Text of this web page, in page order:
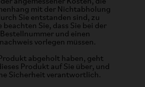
mit der Nichtabholung
Sie entstanden sind, zu
Sie, dass Sie bei der
und einen
vorlegen müssen.
abgeholt haben, geht
Produkt auf Sie über, und
Sicherheit verantwortlich.